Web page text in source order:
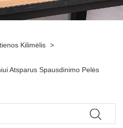
Kilimėlis >
Atsparus Spausdinimo Pelės